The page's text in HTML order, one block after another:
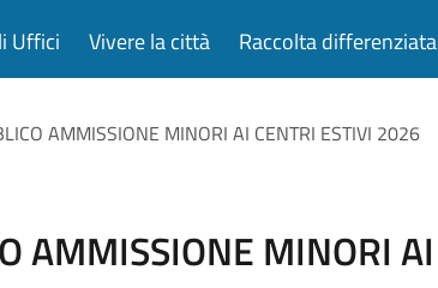
Uffici Vivere la città Raccolta differenziata
AMMISSIONE MINORI AI CENTRI ESTIVI 2026
AMMISSIONE MINORI AI